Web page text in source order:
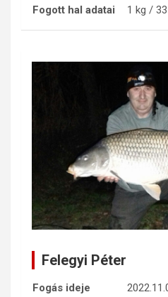
Fogott hal adatai
1 kg /
Felegyi Péter
Fogás ideje